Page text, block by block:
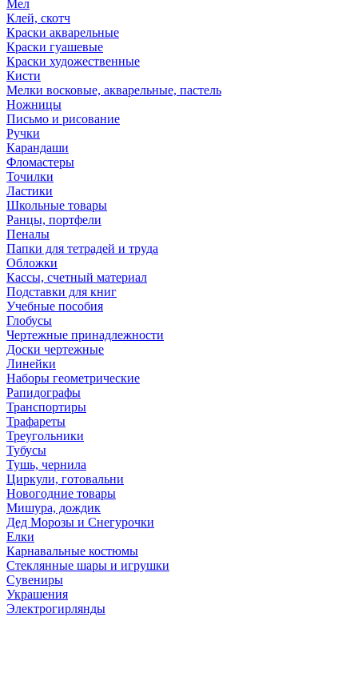
Мел
Клей, скотч
Краски акварельные
Краски гуашевые
Краски художественные
Кисти
Мелки восковые, акварельные, пастель
Ножницы
Письмо и рисование
Ручки
Карандаши
Фломастеры
Точилки
Ластики
Школьные товары
Ранцы, портфели
Пеналы
Папки для тетрадей и труда
Обложки
Кассы, счетный материал
Подставки для книг
Учебные пособия
Глобусы
Чертежные принадлежности
Доски чертежные
Линейки
Наборы геометрические
Рапидографы
Транспортиры
Трафареты
Треугольники
Тубусы
Тушь, чернила
Циркули, готовальни
Новогодние товары
Мишура, дождик
Дед Морозы и Снегурочки
Елки
Карнавальные костюмы
Стеклянные шары и игрушки
Сувениры
Украшения
Электрогирлянды